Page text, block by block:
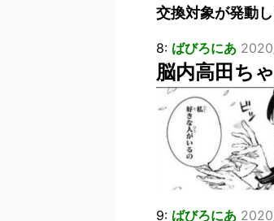
交換対象が発動
8: ばびろにあ
脳内高田ち
9: ばびろにあ